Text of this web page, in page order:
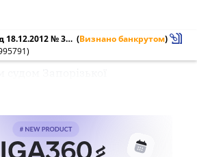
Оголошення від 18.12.2012 № 32995791 (Визнано банкрутом)